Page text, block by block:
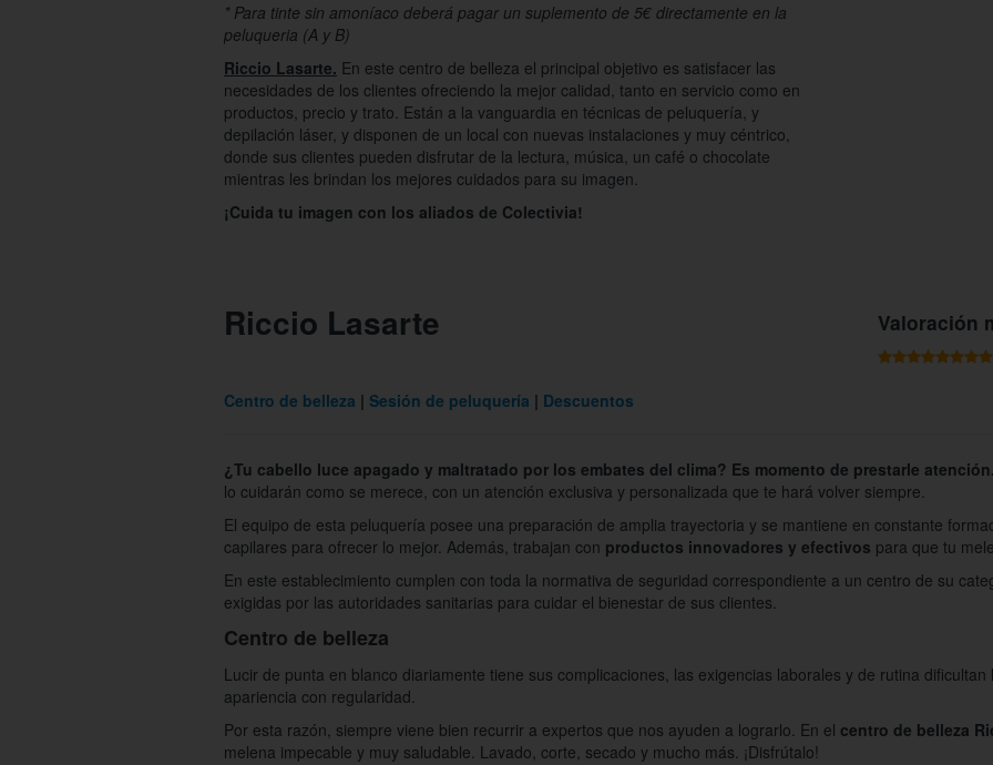
* Para tinte sin amoníaco deberá pagar un suplemento de 5€ directamente en la
peluqueria (A y B)
Riccio Lasarte. En este centro de belleza el principal objetivo es satisfacer las
necesidades de los clientes ofreciendo la mejor calidad, tanto en servicio como en
productos, precio y trato. Están a la vanguardia en técnicas de peluquería, y
depilación láser, y disponen de un local con nuevas instalaciones y muy céntrico,
donde sus clientes pueden disfrutar de la lectura, música, un café o chocolate
mientras les brindan los mejores cuidados para su imagen.
¡Cuida tu imagen con los aliados de Colectivia!
Riccio Lasarte Valoración
Centro de belleza Sesión de peluquería Descuentos
¿Tu cabello luce apagado y maltratado por los embates del clima? Es momento de prestarle
lo cuidarán como se merece, con un atención exclusiva y personalizada que te hará volver siempre.
El equipo de esta peluquería posee una preparación de amplia trayectoria y se mantiene en constante
capilares para ofrecer lo mejor. Además, trabajan con productos innovadores y efectivos para que tu
En este establecimiento cumplen con toda la normativa de seguridad correspondiente a un centro de su
exigidas por las autoridades sanitarias para cuidar el bienestar de sus clientes.
Centro de belleza
Lucir de punta en blanco diariamente tiene sus complicaciones, las exigencias laborales y de rutina
apariencia con regularidad.
Por esta razón, siempre viene bien recurrir a expertos que nos ayuden a lograrlo. En el centro de belleza
melena impecable y muy saludable. Lavado, corte, secado y mucho más. ¡Disfrútalo!